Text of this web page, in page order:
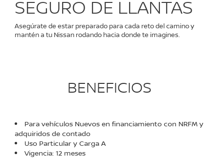
SEGURO DE LLANTAS
Asegúrate de estar preparado para cada reto del camino y
mantén a tu Nissan rodando hacia donde te imagines.
BENEFICIOS
Para vehículos Nuevos en financiamiento con NRFM y
adquiridos de contado
Uso Particular y Carga A
Vigencia: 12 meses